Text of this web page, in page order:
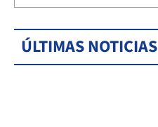
ÚLTIMAS NOTICIAS